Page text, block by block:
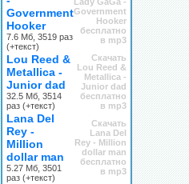
Government
Hooker
7.6 Мб, 3519 раз
(+текст)
Lady GaGa -
Government
Hooker
бесплатно
в mp3
Lou Reed &
Metallica -
Junior dad
32.5 Мб, 3514
раз (+текст)
Скачать
Lou Reed &
Metallica -
Junior dad
бесплатно
в mp3
Lana Del
Rey -
Million
dollar man
5.27 Мб, 3501
раз (+текст)
Скачать
Lana Del
Rey - Million
dollar man
бесплатно
в mp3